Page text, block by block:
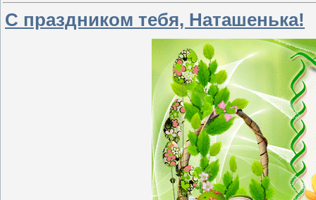
С праздником тебя, Наташенька!